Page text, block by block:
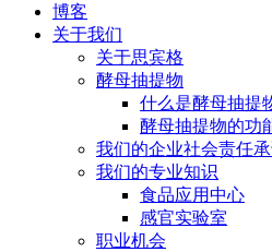
博客
关于我们
关于思宾格
酵母抽提物
什么是酵母抽提
酵母抽提物的功
我们的企业社会责任
我们的专业知识
食品应用中心
感官实验室
职业机会